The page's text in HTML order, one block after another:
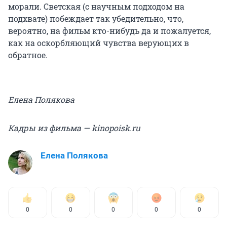
морали. Светская (с научным подходом на
подхвате) побеждает так убедительно, что,
вероятно, на фильм кто-нибудь да и пожалуется,
как на оскорбляющий чувства верующих в
обратное.
Елена Полякова
Кадры из фильма — kinopoisk.ru
Елена Полякова
0 0 0 0 0